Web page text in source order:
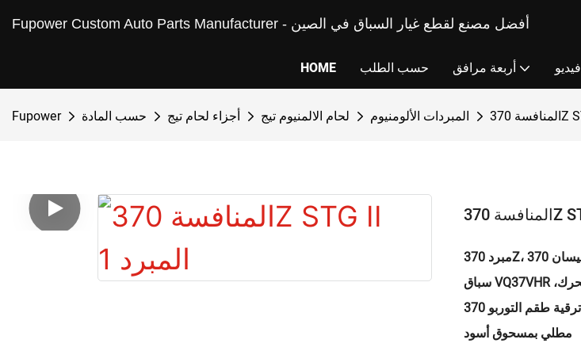
Fupower Custom Auto Parts Manufacturer - أفضل مصنع لقطع غيار السباق في الصين
HOME حسب الطلب أربعة مرافق فيديو
Fupower حسب المادة أجزاء لحام تيج لحام الالمنيوم تيج المبردات الألومنيوم
مبرد 370Z، مبرد المرحلة الثانية، مبرد نيسان 370Z STG II للمنافسات، مبرد أمامي مزدوج التوربو Z34، مبرد
سباق VQ37VHR المرحلة الثانية، قلب من الألومنيوم بالكامل، مبرد عالي الأداء، حل لامتصاص حرارة المحرك،
درجة حرارة هواء السحب منخفضة، أقواس تثبيت مبرد المصنع، قطع غيار ترقية طقم التوربو 370Z، مبرد سباق
مطلي بمسحوق أسود